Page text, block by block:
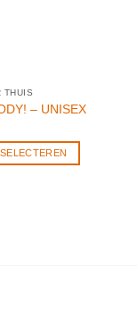
THUIS
– UNISEX